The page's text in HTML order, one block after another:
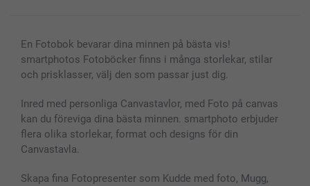
En Fotobok bevarar dina minnen på bästa vis!
smartphotos Fotoböcker finns i många storlekar, stilar
och prisklasser, välj den som passar just dig.
Inred med personliga Canvastavlor, med Foto på canvas
kan du föreviga dina bästa minnen. smartphoto erbjuder
flera olika storlekar, format och designs för din
Canvastavla.
Skapa fina Fotopresenter som Kudde med foto, Mugg,